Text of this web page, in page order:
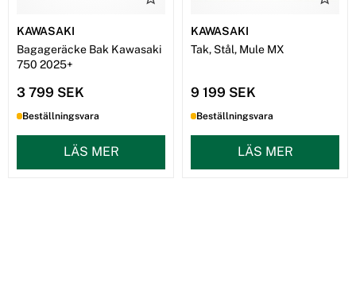
KAWASAKI
Bagageräcke Bak Kawasaki
750 2025+
3 799 SEK
Beställningsvara
LÄS MER
KAWASAKI
Tak, Stål, Mule MX
9 199 SEK
Beställningsvara
LÄS MER